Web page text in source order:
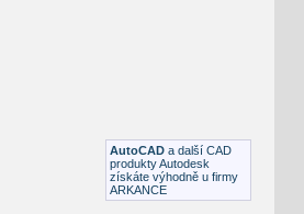
AutoCAD a další CAD
produkty Autodesk
získáte výhodně u firmy
ARKANCE